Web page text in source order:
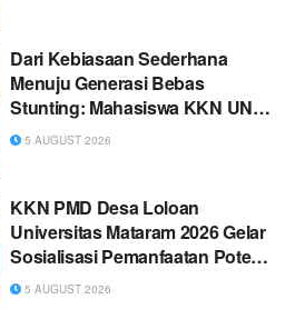
Dari Kebiasaan Sederhana
Menuju Generasi Bebas
Stunting: Mahasiswa KKN UNP
Hadirkan Edukasi PHBS, Gizi
Malai III Koto
5 AUGUST 2026
KKN PMD Desa Loloan
Universitas Mataram 2026 Gelar
Sosialisasi Pemanfaatan Potensi
Lokal Melalui Pembuatan Briket
5 AUGUST 2026